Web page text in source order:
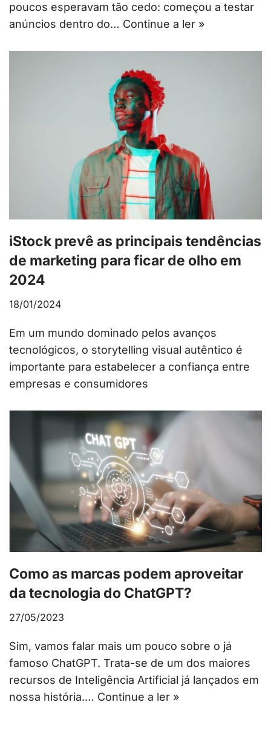
poucos esperavam tão cedo: começou a testar
anúncios dentro do… Continue a ler »
iStock prevê as principais tendências
de marketing para ficar de olho em
2024
18/01/2024
Em um mundo dominado pelos avanços
tecnológicos, o storytelling visual autêntico é
importante para estabelecer a confiança entre
empresas e consumidores
Como as marcas podem aproveitar
da tecnologia do ChatGPT?
27/05/2023
Sim, vamos falar mais um pouco sobre o já
famoso ChatGPT. Trata-se de um dos maiores
recursos de Inteligência Artificial já lançados em
nossa história.… Continue a ler »